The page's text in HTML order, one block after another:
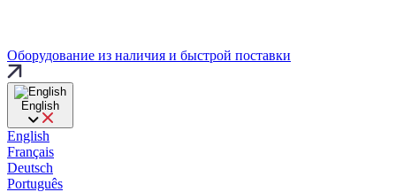
Оборудование из наличия и быстрой поставки
English
English
Français
Deutsch
Português